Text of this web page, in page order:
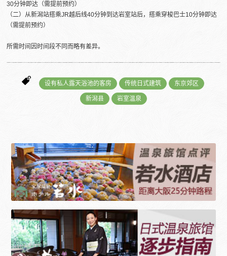
30分钟即达（需提前预约）
（二）从新潟站搭乘JR越后线40分钟到达岩室站后，搭乘穿梭巴士10分钟即达
（需提前预约）
所需时间因时间段不同而略有差异。
设有私人露天浴池的客房 传统日式建筑 东京郊区
新潟县 岩室温泉